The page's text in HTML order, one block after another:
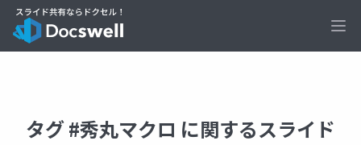
タグ #秀丸マクロ に関するスライド